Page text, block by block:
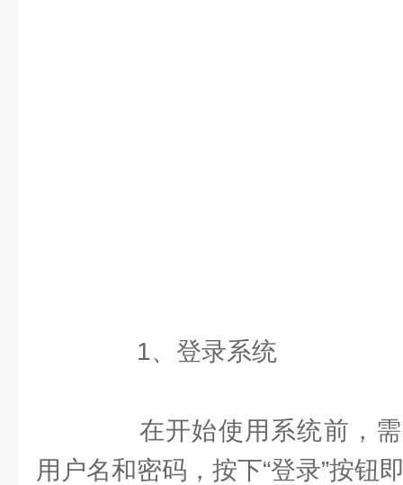
1、登录系统
在开始使用系统前，需
用户名和密码，按下“登录”按钮